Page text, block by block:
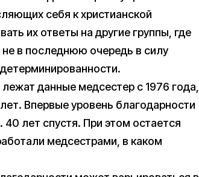
себя к христианской
их ответы на другие группы, где
не в последнюю очередь в силу
данные медсестер с 1976 года,
Впервые уровень благодарности
лет спустя. При этом остается
медсестрами, в каком